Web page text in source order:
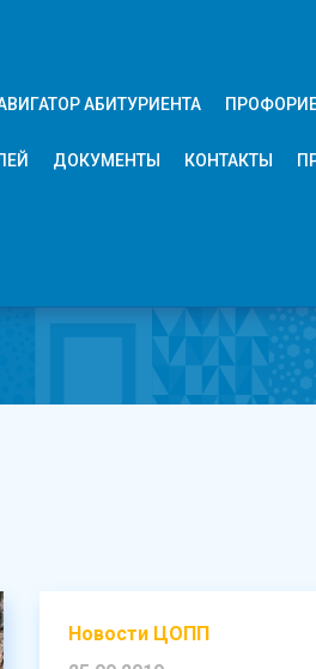
АБИТУРИЕНТА
ДОКУМЕНТЫ КОНТАКТЫ
Новости ЦОПП